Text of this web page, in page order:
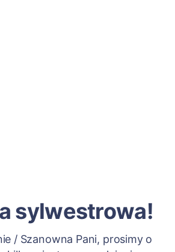
sylwestrowa!
/ Szanowna Pani, prosimy o